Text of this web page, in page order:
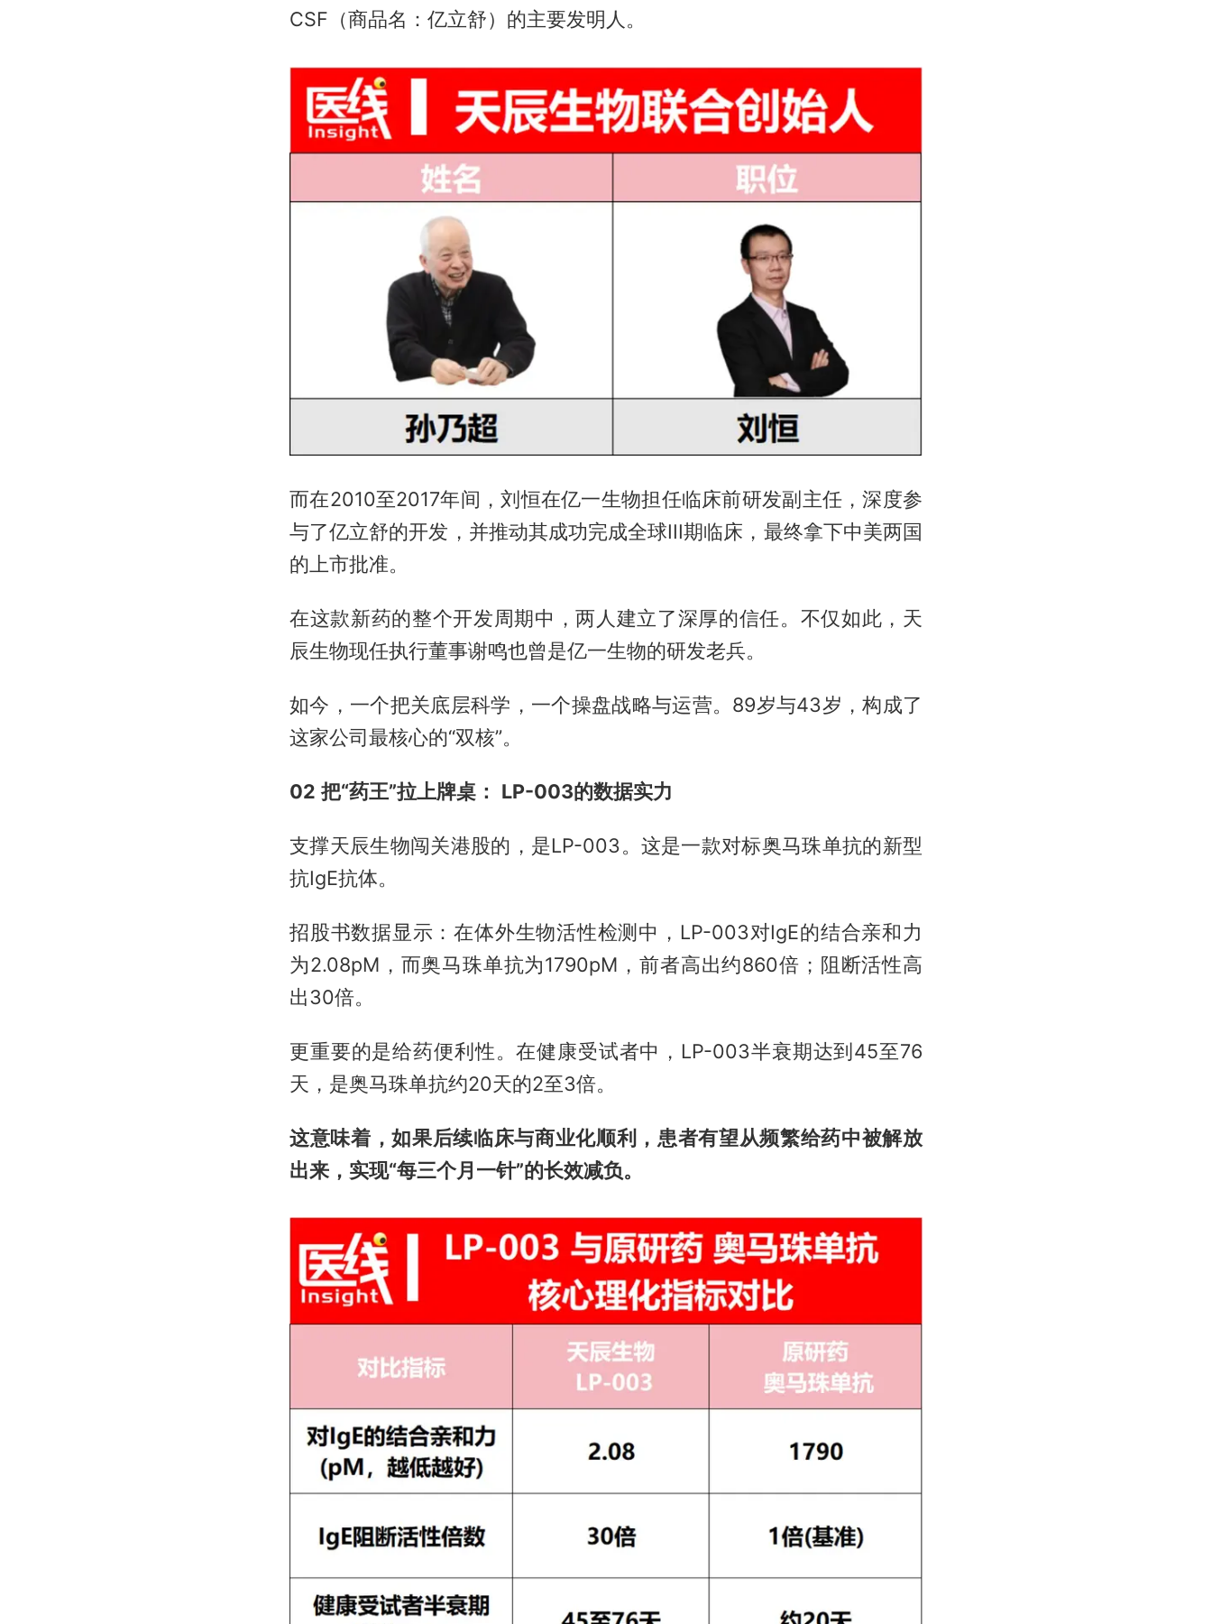
CSF（商品名：亿立舒）的主要发明人。
而在2010至2017年间，刘恒在亿一生物担任临床前研发副主任，深度参
与了亿立舒的开发，并推动其成功完成全球III期临床，最终拿下中美两国
的上市批准。
在这款新药的整个开发周期中，两人建立了深厚的信任。不仅如此，天
辰生物现任执行董事谢鸣也曾是亿一生物的研发老兵。
如今，一个把关底层科学，一个操盘战略与运营。89岁与43岁，构成了
这家公司最核心的“双核”。
02 把“药王”拉上牌桌： LP-003的数据实力
支撑天辰生物闯关港股的，是LP-003。这是一款对标奥马珠单抗的新型
抗IgE抗体。
招股书数据显示：在体外生物活性检测中，LP-003对IgE的结合亲和力
为2.08pM，而奥马珠单抗为1790pM，前者高出约860倍；阻断活性高
出30倍。
更重要的是给药便利性。在健康受试者中，LP-003半衰期达到45至76
天，是奥马珠单抗约20天的2至3倍。
这意味着，如果后续临床与商业化顺利，患者有望从频繁给药中被解放
出来，实现“每三个月一针”的长效减负。